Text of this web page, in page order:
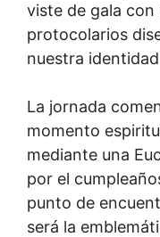
viste de gala
protocolarios
nuestra
La jornada
momento
mediante una
por el
punto de
será la